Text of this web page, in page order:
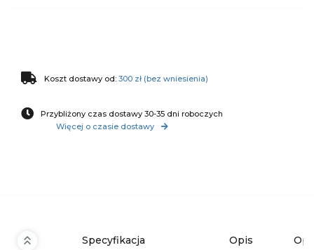
Koszt dostawy od: 300 zł (bez wniesienia)
Przybliżony czas dostawy 30-35 dni roboczych
Więcej o czasie dostawy
Specyfikacja Opis